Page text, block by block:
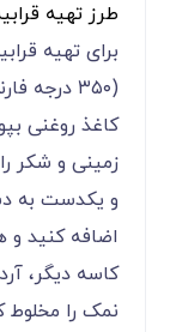
طرز تهیه
(۳۵۰ درجه
کاغذ روغنی
زمینی و شکر
و یکدست به
اضافه کنید
کاسه دیگر،
نمک را مخلوط